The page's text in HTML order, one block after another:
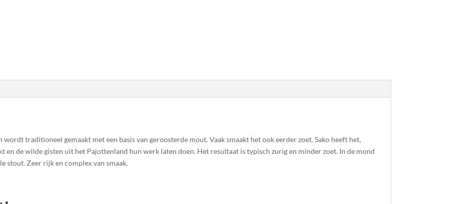
traditioneel gemaakt met een basis van geroosterde mout. Vaak smaakt het ook eerder zoet. Sako heeft het,
en de wilde gisten uit het Pajottenland hun werk laten doen. Het resultaat is typisch zurig en minder zoet. In de mond
stout. Zeer rijk en complex van smaak.